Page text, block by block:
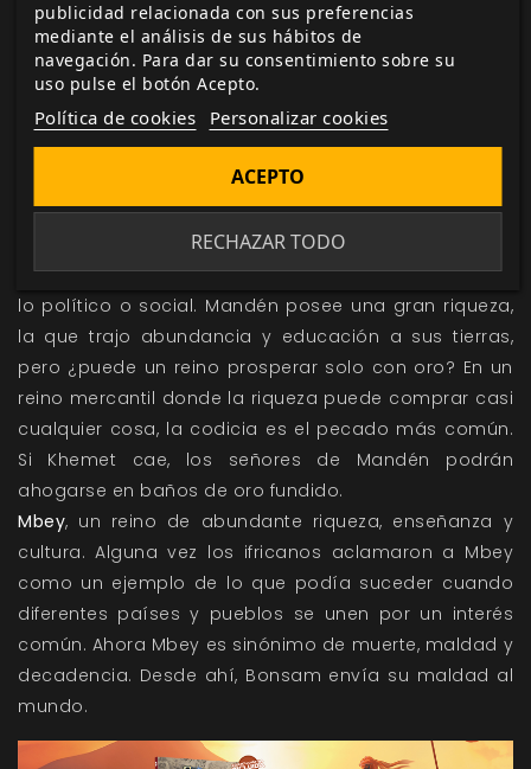
las personas que lo llaman hogar. Su gobernante, la
sabia y justa Reina Azul, lo protege de los enemigos
que le pellizcan los talones como chacales alrededor
de un león moribundo. Los verdaderos necios son
aquellos que consideran que los desiertos son tierras
Manden Kurufabaes la corona de oro de Ifri, o eso es
lo que su gente quiere que el mundo crea. El
orgulloso y opulento reino se cree el centro de todo
lo político o social. Mandén posee una gran riqueza,
la que trajo abundancia y educación a sus tierras,
pero ¿puede un reino prosperar solo con oro? En un
reino mercantil donde la riqueza puede comprar casi
cualquier cosa, la codicia es el pecado más común.
Si Khemet cae, los señores de Mandén podrán
ahogarse en baños de oro fundido.
Mbey, un reino de abundante riqueza, enseñanza y
cultura. Alguna vez los ifricanos aclamaron a Mbey
como un ejemplo de lo que podía suceder cuando
diferentes países y pueblos se unen por un interés
común. Ahora Mbey es sinónimo de muerte, maldad y
decadencia. Desde ahí, Bonsam envía su maldad al
mundo.
publicidad relacionada con sus preferencias
mediante el análisis de sus hábitos de
navegación. Para dar su consentimiento sobre su
uso pulse el botón Acepto.
Política de cookies Personalizar cookies
RECHAZAR TODO
ACEPTO